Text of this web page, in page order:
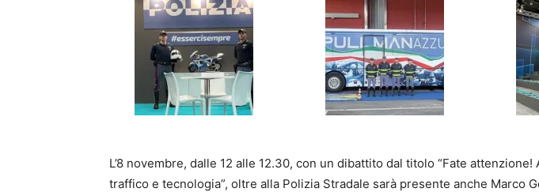
L’8 novembre, dalle 12 alle 12.30, con un dibattito dal titolo “Fate attenzione!
traffico e tecnologia”, oltre alla Polizia Stradale sarà presente anche Marco